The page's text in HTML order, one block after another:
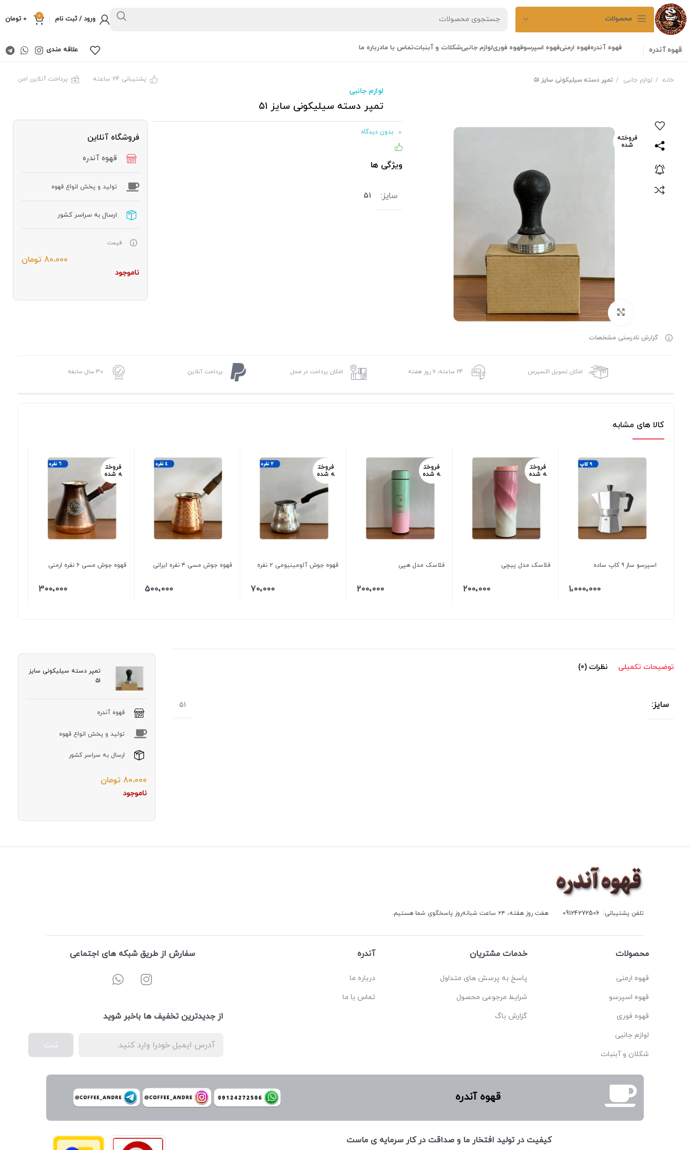
محصولات ورود / ثبت نام 0
0 تومان
قهوه آندره قهوه آندرهقهوه ارمنیقهوه اسپرسوقهوه فوریلوازم جانبیشکلات و آبنباتتماس با مادرباره ما علاقه مندی
خانه لوازم جانبی تمپر دسته سیلیکونی سایز ۵۱ پشتیبانی 24 ساعته پرداخت آنلاین امن
لوازم جانبی
تمپر دسته سیلیکونی سایز ۵۱
فروخته
شده
برای بزرگنمایی کلیک کنید
گزارش نادرستی مشخصات
بدون دیدگاه
ویژگی ها
سایز: 51
فروشگاه آنلاین
قهوه آندره
توليد و پخش انواع قهوه
ارسال به سراسر کشور
قیمت
80،000 تومان
ناموجود
امکان تحویل اکسپرس 24 ساعته، 7 روز هفته امکان پرداخت در محل پرداخت آنلاین 30 سال سابقه
کالا های مشابه
اسپرسو ساز ۹ کاپ ساده
1،000،000
فروخت
ه شده
فلاسک مدل پیچی
200،000
فروخت
ه شده
فلاسک مدل هپی
200،000
فروخت
ه شده
قهوه جوش آلومینیومی ۲ نفره
70،000
قهوه جوش مسی ۴ نفره ایرانی
500،000
فروخت
ه شده
قهوه جوش مسی ۶ نفره ارمنی
300،000
توضیحات تکمیلی نظرات (0)
سایز: 51
تمپر دسته سیلیکونی سایز
۵۱
قهوه آندره
توليد و پخش انواع قهوه
ارسال به سراسر کشور
80،000 تومان
ناموجود
تلفن پشتیبانی: 09124272506 هفت روز هفته، ۲۴ ساعت شبانه‌روز پاسخگوی شما هستیم.
محصولات
قهوه ارمنی
قهوه اسپرسو
قهوه فوری
لوازم جانبی
شکلان و آبنبات
خدمات مشتریان
پاسخ به پرسش های متداول
شرایط مرجوعی محصول
گزارش باگ
آندره
درباره ما
تماس با ما
سفارش از طریق شبکه های اجتماعی
از جدیدترین تخفیف ها باخبر شوید
ثبت
قهوه آندره
كيفيت در توليد افتخار ما و صداقت در كار سرمايه ی ماست